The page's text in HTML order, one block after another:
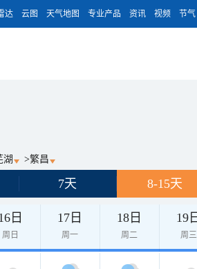
达 云图 天气地图 专业产品 资讯 视频 节气
湖 >繁昌
7天 8-15天
日
周日
17日
周一
18日
周二
19
周三